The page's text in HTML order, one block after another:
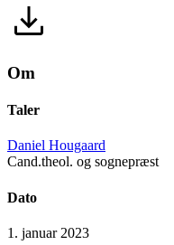
Om
Taler
Daniel Hougaard
Cand.theol. og sognepræst
Dato
1. januar 2023